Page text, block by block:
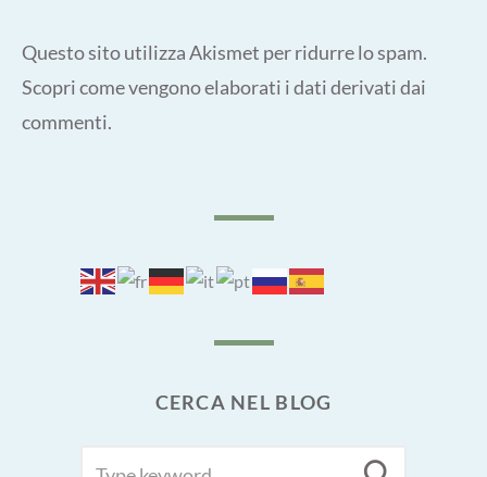
Questo sito utilizza Akismet per ridurre lo spam.
Scopri come vengono elaborati i dati derivati dai
commenti.
CERCA NEL BLOG